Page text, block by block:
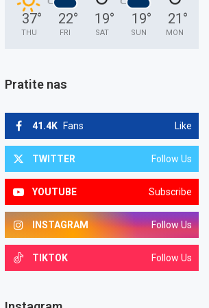
37°
THU
22°
FRI
19°
SAT
19°
SUN
21 °
MON
Pratite nas
41.4K Fans Like
TWITTER Follow Us
YOUTUBE Subscribe
INSTAGRAM Follow Us
TIKTOK Follow Us